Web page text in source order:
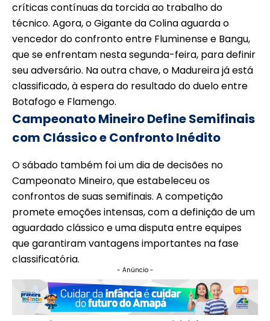
críticas contínuas da torcida ao trabalho do
técnico. Agora, o Gigante da Colina aguarda o
vencedor do confronto entre Fluminense e Bangu,
que se enfrentam nesta segunda-feira, para definir
seu adversário. Na outra chave, o Madureira já está
classificado, à espera do resultado do duelo entre
Botafogo e Flamengo.
Campeonato Mineiro Define Semifinais
com Clássico e Confronto Inédito
O sábado também foi um dia de decisões no
Campeonato Mineiro, que estabeleceu os
confrontos de suas semifinais. A competição
promete emoções intensas, com a definição de um
aguardado clássico e uma disputa entre equipes
que garantiram vantagens importantes na fase
classificatória.
- Anúncio -